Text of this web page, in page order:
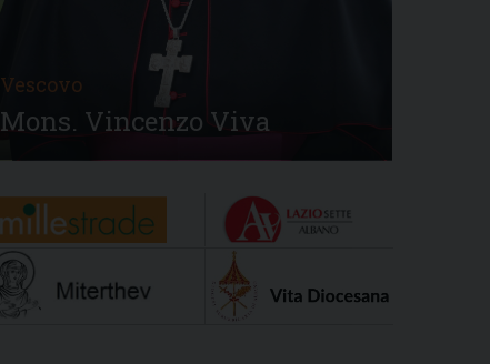
Vescovo
Mons. Vincenzo Viva